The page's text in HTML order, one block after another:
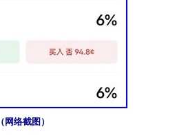
（网络截图）